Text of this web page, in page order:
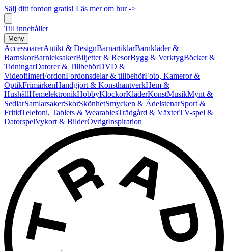
Sälj ditt fordon gratis! Läs mer om hur ->
Till innehållet
Meny
AccessoarerAntikt & DesignBarnartiklarBarnkläder &
BarnskorBarnleksakerBiljetter & ResorBygg & VerktygBöcker &
TidningarDatorer & TillbehörDVD &
VideofilmerFordonFordonsdelar & tillbehörFoto, Kameror &
OptikFrimärkenHandgjort & KonsthantverkHem &
HushållHemelektronikHobbyKlockorKläderKonstMusikMynt &
SedlarSamlarsakerSkorSkönhetSmycken & ÄdelstenarSport &
FritidTelefoni, Tablets & WearablesTrädgård & VäxterTV-spel &
DatorspelVykort & BilderÖvrigtInspiration